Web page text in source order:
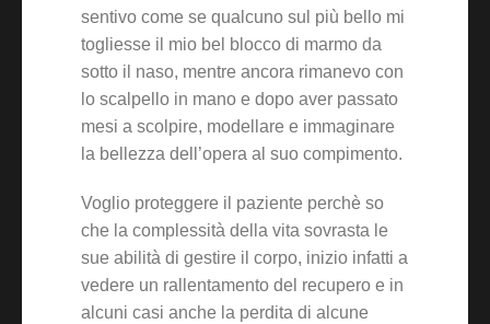
sentivo come se qualcuno sul più bello mi
togliesse il mio bel blocco di marmo da
sotto il naso, mentre ancora rimanevo con
lo scalpello in mano e dopo aver passato
mesi a scolpire, modellare e immaginare
la bellezza dell’opera al suo compimento.
Voglio proteggere il paziente perchè so
che la complessità della vita sovrasta le
sue abilità di gestire il corpo, inizio infatti a
vedere un rallentamento del recupero e in
alcuni casi anche la perdita di alcune